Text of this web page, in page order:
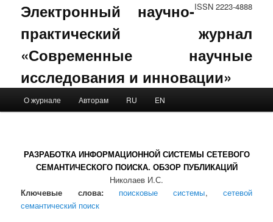
ISSN 2223-4888
Электронный научно-
практический журнал
«Современные научные
исследования и инновации»
Skip to primary content
Skip to secondary content
О журнале Авторам RU EN
РАЗРАБОТКА ИНФОРМАЦИОННОЙ СИСТЕМЫ СЕТЕВОГО
СЕМАНТИЧЕСКОГО ПОИСКА. ОБЗОР ПУБЛИКАЦИЙ
Николаев И.С.
Ключевые слова:
поисковые системы, сетевой
семантический поиск